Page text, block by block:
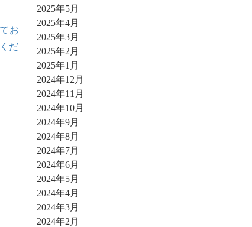
お
だ
2025年5月
2025年4月
2025年3月
2025年2月
2025年1月
2024年12月
2024年11月
2024年10月
2024年9月
2024年8月
2024年7月
2024年6月
2024年5月
2024年4月
2024年3月
2024年2月